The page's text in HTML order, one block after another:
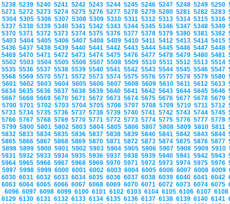
5238 5239 5240 5241 5242 5243 5244 5245 5246 5247 5248 5249 5250
5271 5272 5273 5274 5275 5276 5277 5278 5279 5280 5281 5282 5283
5304 5305 5306 5307 5308 5309 5310 5311 5312 5313 5314 5315 5316
5337 5338 5339 5340 5341 5342 5343 5344 5345 5346 5347 5348 5349
5370 5371 5372 5373 5374 5375 5376 5377 5378 5379 5380 5381 5382
5403 5404 5405 5406 5407 5408 5409 5410 5411 5412 5413 5414 5415
5436 5437 5438 5439 5440 5441 5442 5443 5444 5445 5446 5447 5448
5469 5470 5471 5472 5473 5474 5475 5476 5477 5478 5479 5480 5481
5502 5503 5504 5505 5506 5507 5508 5509 5510 5511 5512 5513 5514
5535 5536 5537 5538 5539 5540 5541 5542 5543 5544 5545 5546 5547
5568 5569 5570 5571 5572 5573 5574 5575 5576 5577 5578 5579 5580
5601 5602 5603 5604 5605 5606 5607 5608 5609 5610 5611 5612 5613
5634 5635 5636 5637 5638 5639 5640 5641 5642 5643 5644 5645 5646
5667 5668 5669 5670 5671 5672 5673 5674 5675 5676 5677 5678 5679
5700 5701 5702 5703 5704 5705 5706 5707 5708 5709 5710 5711 5712
5733 5734 5735 5736 5737 5738 5739 5740 5741 5742 5743 5744 5745
5766 5767 5768 5769 5770 5771 5772 5773 5774 5775 5776 5777 5778
5799 5800 5801 5802 5803 5804 5805 5806 5807 5808 5809 5810 5811
5832 5833 5834 5835 5836 5837 5838 5839 5840 5841 5842 5843 5844
5865 5866 5867 5868 5869 5870 5871 5872 5873 5874 5875 5876 5877
5898 5899 5900 5901 5902 5903 5904 5905 5906 5907 5908 5909 5910
5931 5932 5933 5934 5935 5936 5937 5938 5939 5940 5941 5942 5943
5964 5965 5966 5967 5968 5969 5970 5971 5972 5973 5974 5975 5976
5997 5998 5999 6000 6001 6002 6003 6004 6005 6006 6007 6008 6009
6030 6031 6032 6033 6034 6035 6036 6037 6038 6039 6040 6041 6042
6063 6064 6065 6066 6067 6068 6069 6070 6071 6072 6073 6074 6075
6096 6097 6098 6099 6100 6101 6102 6103 6104 6105 6106 6107
6129 6130 6131 6132 6133 6134 6135 6136 6137 6138 6139 6140 6141